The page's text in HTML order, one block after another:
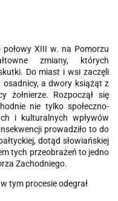
XIII w. na Pomorzu
zmiany, których
Do miast i wsi zaczęli
osadnicy, a dwory książąt z
żołnierze. Rozpoczął się
nie tylko społeczno-
i kulturalnych wpływów
prowadziło to do
dotąd słowiańskiej
tych przeobrażeń to jedno
Zachodniego.
tym procesie odegrał